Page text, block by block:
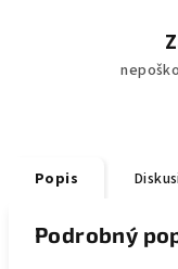
Popis
Podrobný